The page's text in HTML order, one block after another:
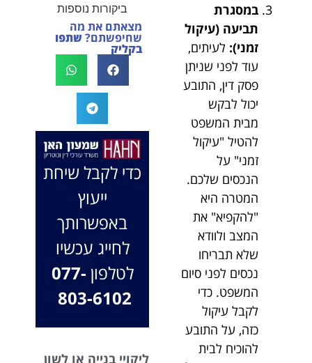
במסגרת
תביעה (עיקול
זמני): לעיתים,
עוד לפני שניתן
פסק דין, התובע
יכול לבקש
מבית המשפט
להטיל "עיקול
זמני" על
הנכסים שלכם.
המטרה היא
"להקפיא" את
המצב ולוודא
שלא תבריחו
נכסים לפני סיום
המשפט. כדי
לקבל עיקול
כזה, על התובע
להוכיח לבית
וסירבו לקחת
אותו.לאחר
שסיפרתי בקצרה
המקרה, הוא
החליט לייצג אותי
בלי לחשוב
פעמיים, הקשיב
לי ולקח את התיק
שלי פרו בונו מכל
הלב.
רבה על המילים
החמות ועל
האמון. שמחנו
לעמוד לצידך,
במיוחד בתיק לא
פשוט, ומאחלים
לך המון הצלחה
בהמשך. תמיד
כאן בשבילך.
בברכה, משרד
עו"ד שמעון האן
ונוטריון
ביקורות נוספות
מצאתם את מה
שחיפשתם? שתפו
בקליק
כדי לקבל שיחת
ייעוץ
באפשרותך
לחייג עכשיו
לטלפון 077-
803-6102
ליקויי בנייה או לשון